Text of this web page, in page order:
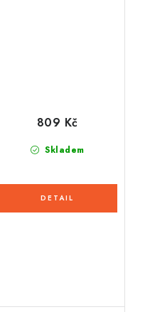
Skladem
809 Kč